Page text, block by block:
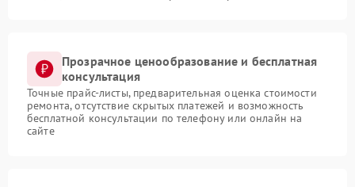
Прозрачное ценообразование и бесплатная
консультация
Точные прайс-листы, предварительная оценка стоимости
ремонта, отсутствие скрытых платежей и возможность
бесплатной консультации по телефону или онлайн на
сайте